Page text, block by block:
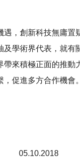
遇，創新科技無庸
學術界代表，就有
來積極正面的推
促進多方合作機會。
05.10.2018